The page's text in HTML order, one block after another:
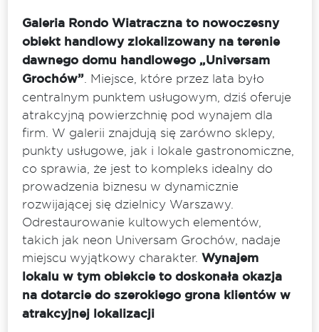
Galeria Rondo Wiatraczna to nowoczesny
obiekt handlowy zlokalizowany na terenie
dawnego domu handlowego „Universam
Grochów”. Miejsce, które przez lata było
centralnym punktem usługowym, dziś oferuje
atrakcyjną powierzchnię pod wynajem dla
firm. W galerii znajdują się zarówno sklepy,
punkty usługowe, jak i lokale gastronomiczne,
co sprawia, że jest to kompleks idealny do
prowadzenia biznesu w dynamicznie
rozwijającej się dzielnicy Warszawy.
Odrestaurowanie kultowych elementów,
takich jak neon Universam Grochów, nadaje
miejscu wyjątkowy charakter. Wynajem
lokalu w tym obiekcie to doskonała okazja
na dotarcie do szerokiego grona klientów w
atrakcyjnej lokalizacji